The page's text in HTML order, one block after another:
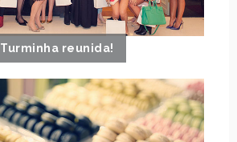
Turminha reunida!